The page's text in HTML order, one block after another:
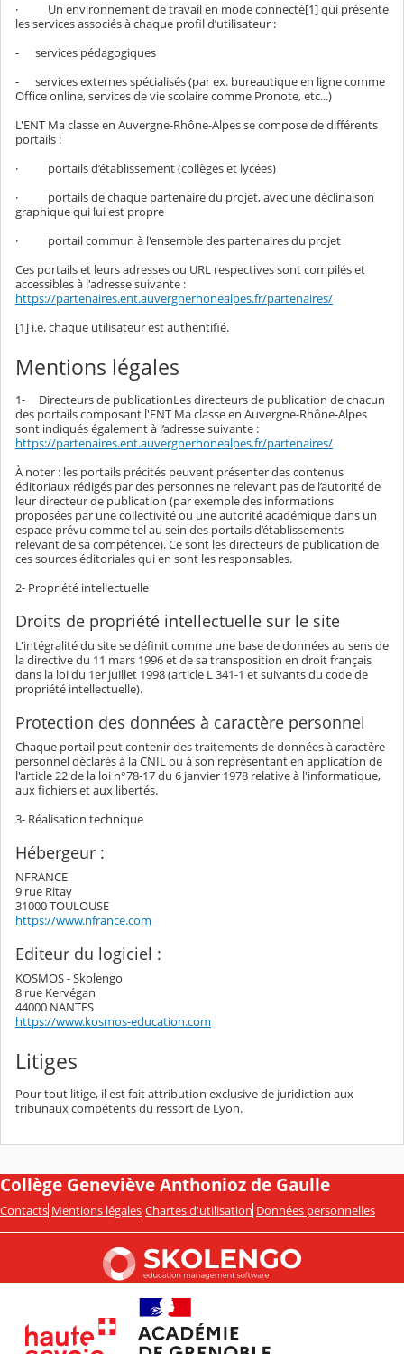
· Un environnement de travail en mode connecté[1] qui présente
les services associés à chaque profil d’utilisateur :
- services pédagogiques
- services externes spécialisés (par ex. bureautique en ligne comme
Office online, services de vie scolaire comme Pronote, etc...)
L'ENT Ma classe en Auvergne-Rhône-Alpes se compose de différents
portails :
· portails d’établissement (collèges et lycées)
· portails de chaque partenaire du projet, avec une déclinaison
graphique qui lui est propre
· portail commun à l'ensemble des partenaires du projet
Ces portails et leurs adresses ou URL respectives sont compilés et
accessibles à l'adresse suivante :
https://partenaires.ent.auvergnerhonealpes.fr/partenaires/
[1] i.e. chaque utilisateur est authentifié.
Mentions légales
1- Directeurs de publicationLes directeurs de publication de chacun
des portails composant l'ENT Ma classe en Auvergne-Rhône-Alpes
sont indiqués également à l’adresse suivante :
https://partenaires.ent.auvergnerhonealpes.fr/partenaires/
À noter : les portails précités peuvent présenter des contenus
éditoriaux rédigés par des personnes ne relevant pas de l’autorité de
leur directeur de publication (par exemple des informations
proposées par une collectivité ou une autorité académique dans un
espace prévu comme tel au sein des portails d’établissements
relevant de sa compétence). Ce sont les directeurs de publication de
ces sources éditoriales qui en sont les responsables.
2- Propriété intellectuelle
Droits de propriété intellectuelle sur le site
L'intégralité du site se définit comme une base de données au sens de
la directive du 11 mars 1996 et de sa transposition en droit français
dans la loi du 1er juillet 1998 (article L 341-1 et suivants du code de
propriété intellectuelle).
Protection des données à caractère personnel
Chaque portail peut contenir des traitements de données à caractère
personnel déclarés à la CNIL ou à son représentant en application de
l'article 22 de la loi n°78-17 du 6 janvier 1978 relative à l'informatique,
aux fichiers et aux libertés.
3- Réalisation technique
Hébergeur :
NFRANCE
9 rue Ritay
31000 TOULOUSE
https://www.nfrance.com
Editeur du logiciel :
KOSMOS - Skolengo
8 rue Kervégan
44000 NANTES
https://www.kosmos-education.com
Litiges
Pour tout litige, il est fait attribution exclusive de juridiction aux
tribunaux compétents du ressort de Lyon.
Collège Geneviève Anthonioz de Gaulle
Contacts Mentions légales Chartes d'utilisation Données personnelles